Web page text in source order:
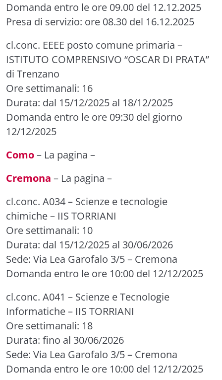
Domanda entro le ore 09.00 del 12.12.2025
Presa di servizio: ore 08.30 del 16.12.2025
cl.conc. EEEE posto comune primaria –
ISTITUTO COMPRENSIVO “OSCAR DI PRATA”
di Trenzano
Ore settimanali: 16
Durata: dal 15/12/2025 al 18/12/2025
Domanda entro le ore 09:30 del giorno
12/12/2025
Como– La pagina –
Cremona – La pagina –
cl.conc. A034 – Scienze e tecnologie
chimiche– IIS TORRIANI
Ore settimanali: 10
Durata: dal 15/12/2025 al 30/06/2026
Sede: Via Lea Garofalo 3/5 – Cremona
Domanda entro le ore 10:00 del 12/12/2025
cl.conc. A041 – Scienze e Tecnologie
Informatiche– IIS TORRIANI
Ore settimanali: 18
Durata: fino al 30/06/2026
Sede: Via Lea Garofalo 3/5 – Cremona
Domanda entro le ore 10:00 del 12/12/2025